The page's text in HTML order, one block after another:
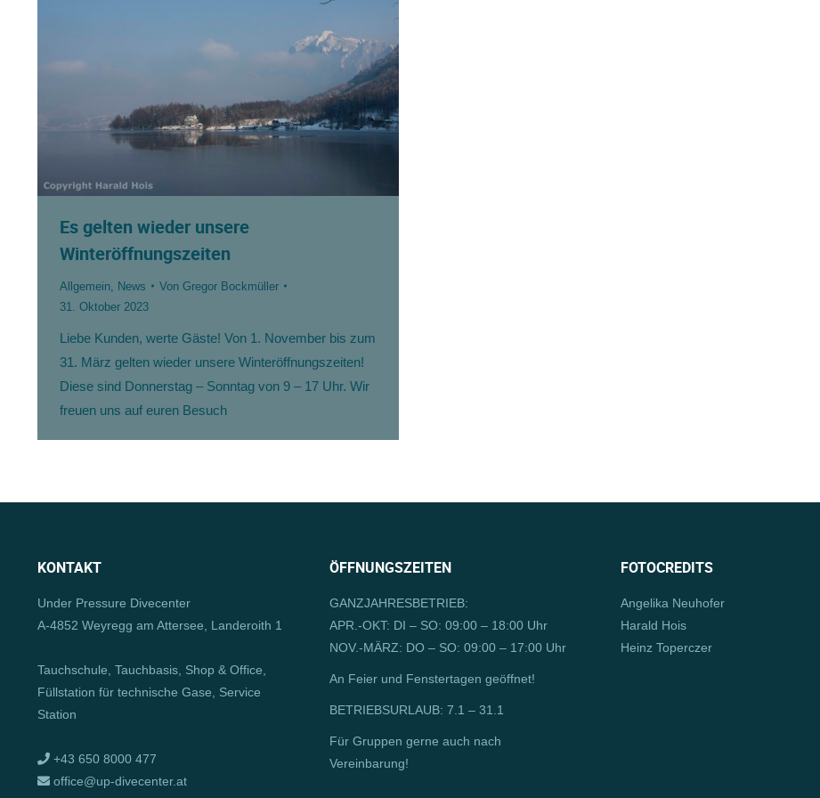
Es gelten wieder unsere
Winteröffnungszeiten
Allgemein News Von Gregor Bockmüller
31. Oktober 2023
Liebe Kunden, werte Gäste! Von 1. November bis zum
31. März gelten wieder unsere Winteröffnungszeiten!
Diese sind Donnerstag – Sonntag von 9 – 17 Uhr. Wir
freuen uns auf euren Besuch
KONTAKT
Under Pressure Divecenter
A-4852 Weyregg am Attersee, Landeroith 1
Tauchschule, Tauchbasis, Shop & Office,
Füllstation für technische Gase, Service
Station
+43 650 8000 477
office@up-divecenter.at
ÖFFNUNGSZEITEN
GANZJAHRESBETRIEB:
APR.-OKT: DI – SO: 09:00 – 18:00 Uhr
NOV.-MÄRZ: DO – SO: 09:00 – 17:00 Uhr
An Feier und Fenstertagen geöffnet!
BETRIEBSURLAUB: 7.1 – 31.1
Für Gruppen gerne auch nach
Vereinbarung!
FOTOCREDITS
Angelika Neuhofer
Harald Hois
Heinz Toperczer